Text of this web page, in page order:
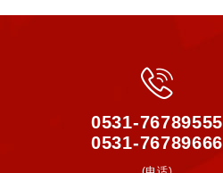
0531-76789555
0531-76789666